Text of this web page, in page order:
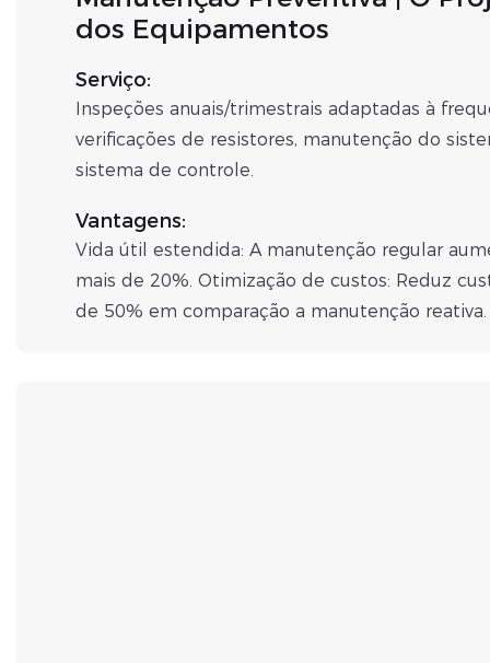
dos Equipamentos
Serviço:
Inspeções anuais/trimestrais adaptadas à
verificações de resistores, manutenção do
sistema de controle.
Vantagens:
Vida útil estendida: A manutenção regular
mais de 20%. Otimização de custos: Reduz
de 50% em comparação a manutenção reativa.